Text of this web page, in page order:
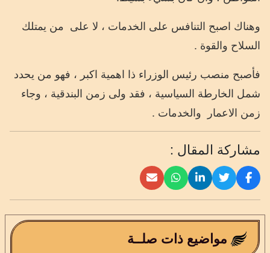
وهناك اصبح التنافس على الخدمات ، لا على من يمتلك
السلاح والقوة .
فأصبح منصب رئيس الوزراء ذا اهمية اكبر ، فهو من يحدد
شمل الخارطة السياسية ، فقد ولى زمن البندقية ، وجاء
زمن الاعمار
والخدمات .
مشاركة المقال :
مواضيع ذات صلــة